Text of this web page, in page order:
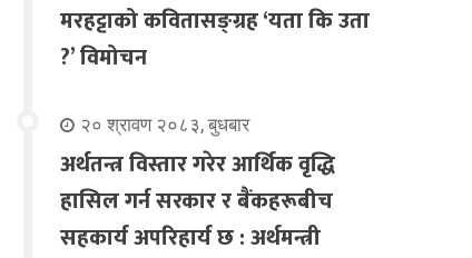
मरहट्टाको कवितासङ्ग्रह ‘यता कि उता
?’ विमोचन
२० श्रावण २०८३, बुधबार
अर्थतन्त्र विस्तार गरेर आर्थिक वृद्धि
हासिल गर्न सरकार र बैंकहरूबीच
सहकार्य अपरिहार्य छ : अर्थमन्त्री